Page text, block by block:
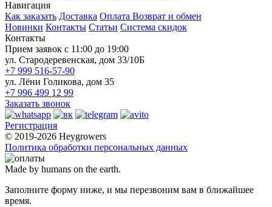
Навигация
Как заказать Доставка Оплата Возврат и обмен
Новинки Контакты Статьи Система скидок
Контакты
Прием заявок с 11:00 до 19:00
ул. Стародеревенская, дом 33/10Б
+7 999 516-57-90
ул. Лёни Голикова, дом 35
+7 996 499 12 99
Заказать звонок
Регистрация
© 2019-2026 Heygrowers
Политика обработки персональных данных
Made by humans on the earth.
Заполните форму ниже, и мы перезвоним вам в ближайшее
время.